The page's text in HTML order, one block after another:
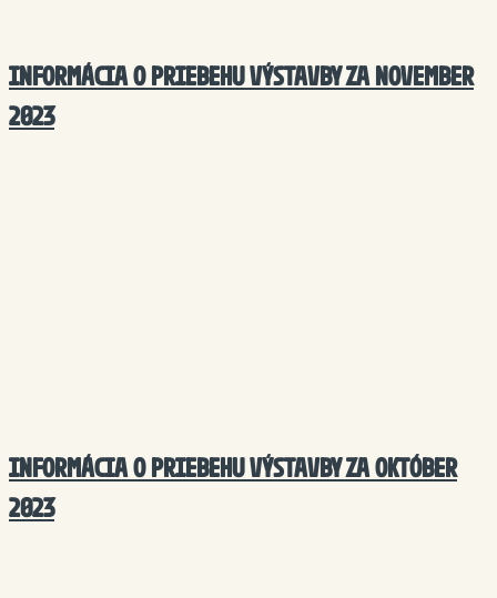
INFORMÁCIA O PRIEBEHU VÝSTAVBY ZA NOVEMBER
2023
INFORMÁCIA O PRIEBEHU VÝSTAVBY ZA OKTÓBER
2023